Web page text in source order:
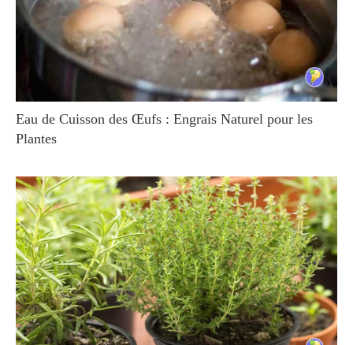
Eau de Cuisson des Œufs : Engrais Naturel pour les
Plantes